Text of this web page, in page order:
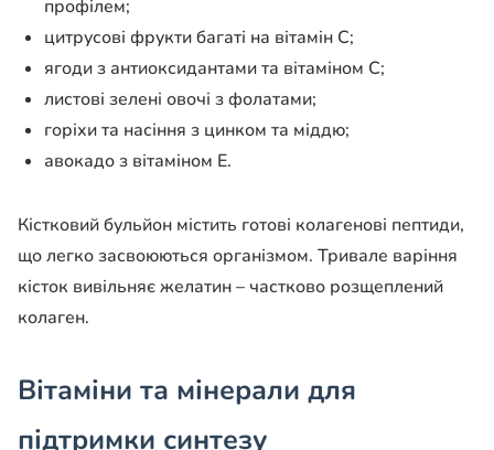
профілем;
цитрусові фрукти багаті на вітамін С;
ягоди з антиоксидантами та вітаміном С;
листові зелені овочі з фолатами;
горіхи та насіння з цинком та міддю;
авокадо з вітаміном Е.
Кістковий бульйон містить готові колагенові пептиди,
що легко засвоюються організмом. Тривале варіння
кісток вивільняє желатин – частково розщеплений
колаген.
Вітаміни та мінерали для
підтримки синтезу